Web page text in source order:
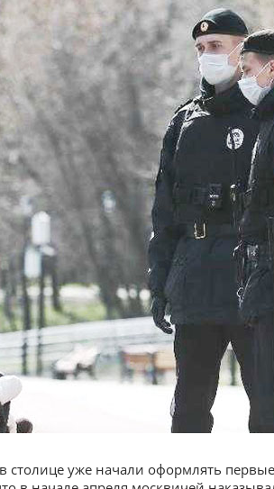
столице уже начали оформлять